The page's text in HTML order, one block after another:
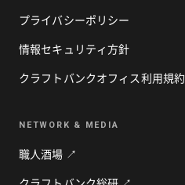
プライバシーポリシー
情報セキュリティ方針
クラフトバンクオフィス利用規約
NETWORK & MEDIA
職人酒場 ↗